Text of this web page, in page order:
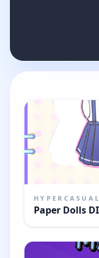
HYPERCASUAL
Paper Dolls